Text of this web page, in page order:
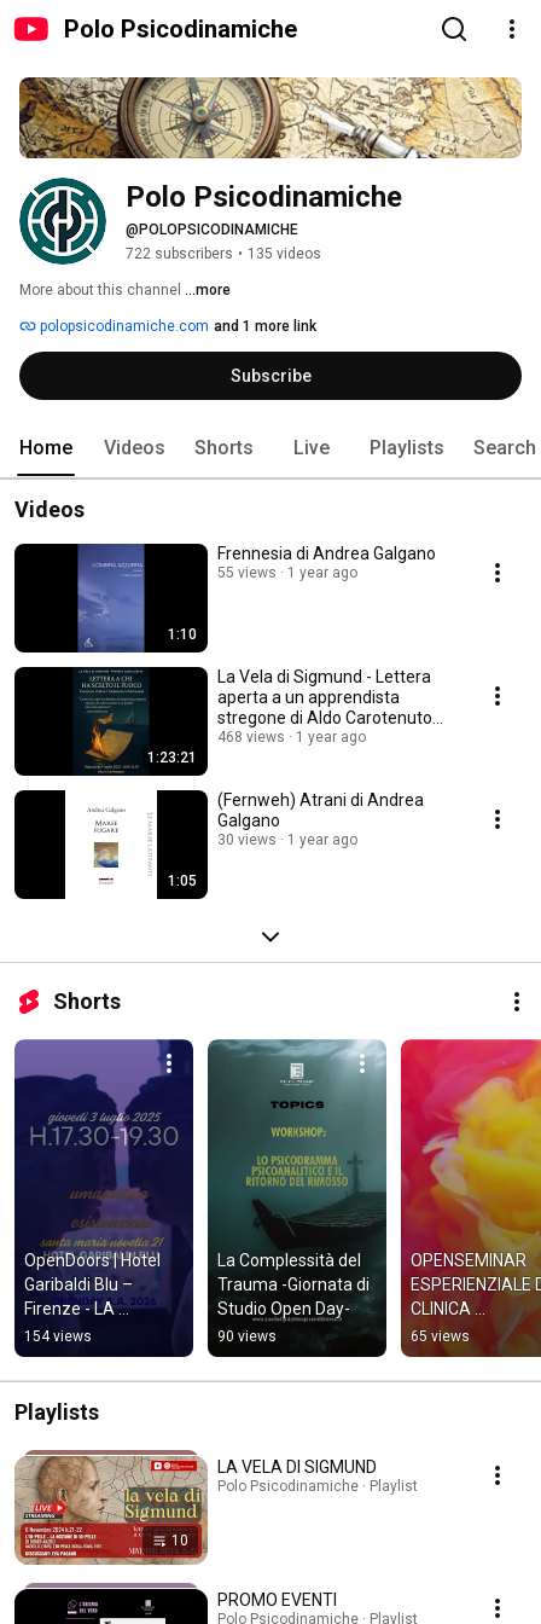
Polo Psicodinamiche
Polo Psicodinamiche
@POLOPSICODINAMICHE
722 subscribers • 135 videos
More about this channel ...more
polopsicodinamiche.com and 1 more link
Subscribe
Home Videos Shorts Live Playlists Search
Videos
1:10
Frennesia di Andrea Galgano
55 views 1 year ago
1:23:21
La Vela di Sigmund - Lettera
aperta a un apprendista
stregone di Aldo Carotenuto
#14
468 views 1 year ago
1:05
(Fernweh) Atrani di Andrea
Galgano
30 views 1 year ago
Shorts
OpenDoors | Hotel
Garibaldi Blu –
Firenze - LA
PSICOTERAPIA
DELL'INTERSOGGET
TIVITA'
154 views
La Complessità del
Trauma -Giornata di
Studio Open Day-
90 views
OPENSEMINAR
ESPERIENZIALE
CLINICA
SIMBIOSI
AMBIGUITÀ
65 views
Playlists
10
LA VELA DI SIGMUND
Polo Psicodinamiche · Playlist
PROMO EVENTI
Polo Psicodinamiche · Playlist